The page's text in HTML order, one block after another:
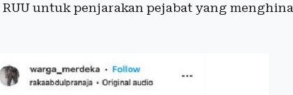
untuk penjarakan pejabat yang menghina